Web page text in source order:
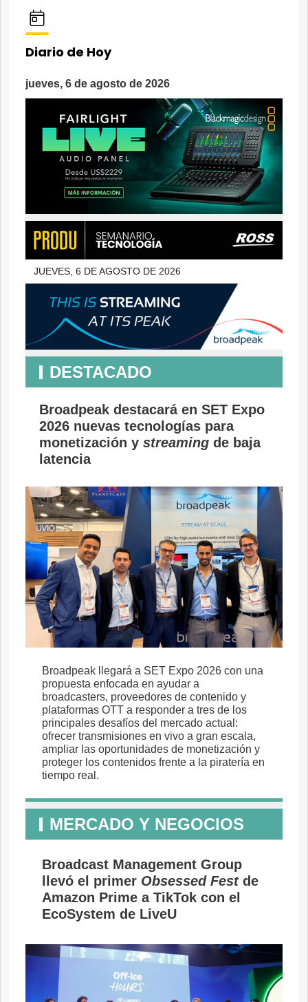
Diario de Hoy
jueves, 6 de agosto de 2026